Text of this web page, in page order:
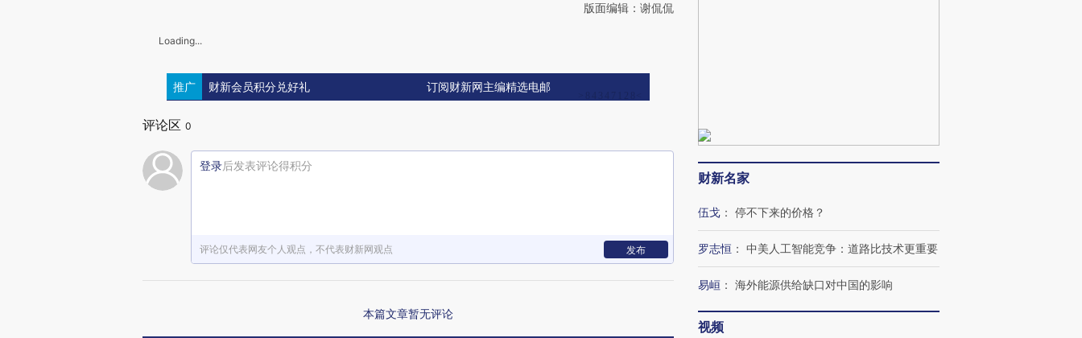
版面编辑：谢侃侃
Loading...
推广 财新会员积分兑好礼 订阅财新网主编精选电邮
评论区 0
登录后发表评论得积分
评论仅代表网友个人观点，不代表财新网观点 发布
本篇文章暂无评论
财新名家
伍戈 ： 停不下来的价格？
罗志恒 ： 中美人工智能竞争：道路比技术更重要
易峘 ： 海外能源供给缺口对中国的影响
视频